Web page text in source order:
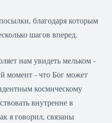
благодаря которым
шагов вперед.
нам увидеть мельком -
момент - что Бог может
космическому
внутренне в
я говорил, связаны